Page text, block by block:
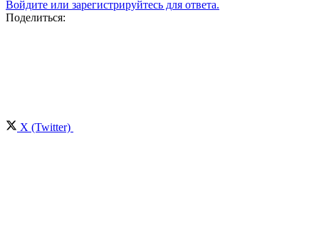
Войдите или зарегистрируйтесь для ответа.
Поделиться:
X (Twitter)